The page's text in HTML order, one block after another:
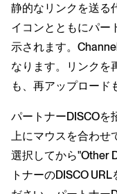
静的なリンクを送る
イコンとともにパー
示されます。
なります。リンクを
も、再アップロード
パートナーDISCOを
上にマウスを合わせ
選択してから"Other
トナーのDISCO